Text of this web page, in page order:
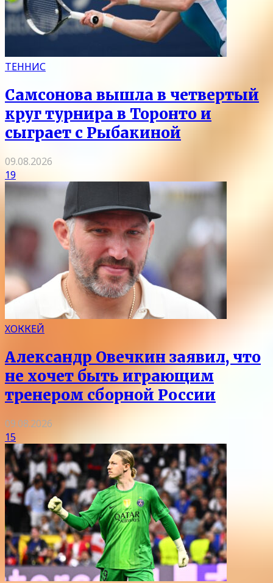
ТЕННИС
Самсонова вышла в четвертый
круг турнира в Торонто и
сыграет с Рыбакиной
09.08.2026
19
ХОККЕЙ
Александр Овечкин заявил, что
не хочет быть играющим
тренером сборной России
09.08.2026
15